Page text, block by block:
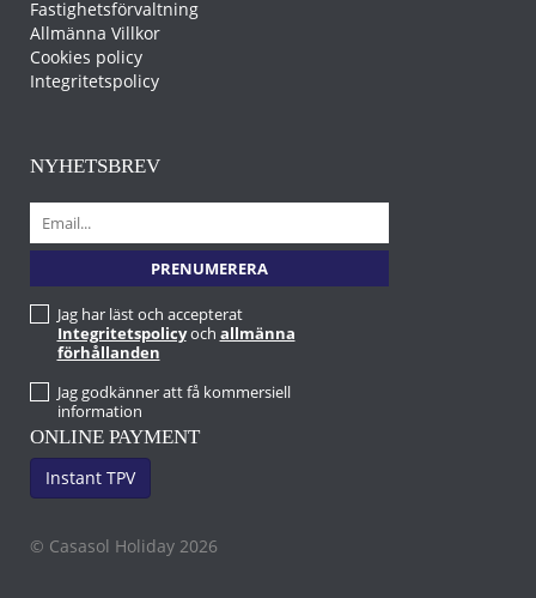
Fastighetsförvaltning
Allmänna Villkor
Cookies policy
Integritetspolicy
NYHETSBREV
Jag har läst och accepterat
Integritetspolicyoch allmänna
förhållanden
Jag godkänner att få kommersiell
information
ONLINE PAYMENT
Instant TPV
© Casasol Holiday 2026